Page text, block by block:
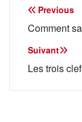
de
l’article
Previous
Comment
Suivant
Les trois